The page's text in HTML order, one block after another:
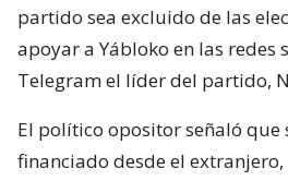
partido sea excluido de las
apoyar a Yábloko en las redes
Telegram el líder del partido,
El político opositor señaló que
financiado desde el